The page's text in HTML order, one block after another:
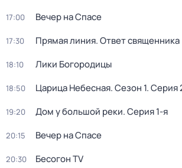
17:00 Вечер на Спасе
17:30 Прямая линия. Ответ священника
18:10 Лики Богородицы
18:50 Царица Небесная. Сезон 1. Серия
19:20 Дом у большой реки. Серия 1-я
20:15 Вечер на Спасе
20:30 Бесогон TV